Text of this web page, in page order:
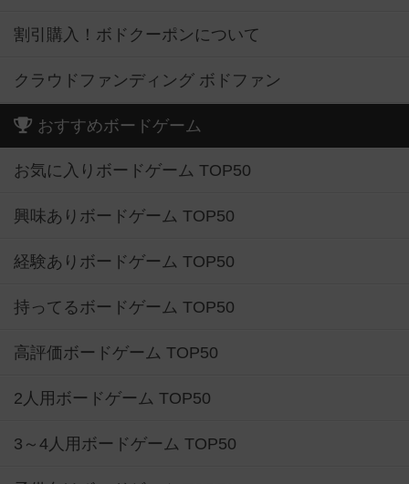
割引購入！ボドクーポンについて
クラウドファンディング ボドファン
おすすめボードゲーム
お気に入りボードゲーム TOP50
興味ありボードゲーム TOP50
経験ありボードゲーム TOP50
持ってるボードゲーム TOP50
高評価ボードゲーム TOP50
2人用ボードゲーム TOP50
3～4人用ボードゲーム TOP50